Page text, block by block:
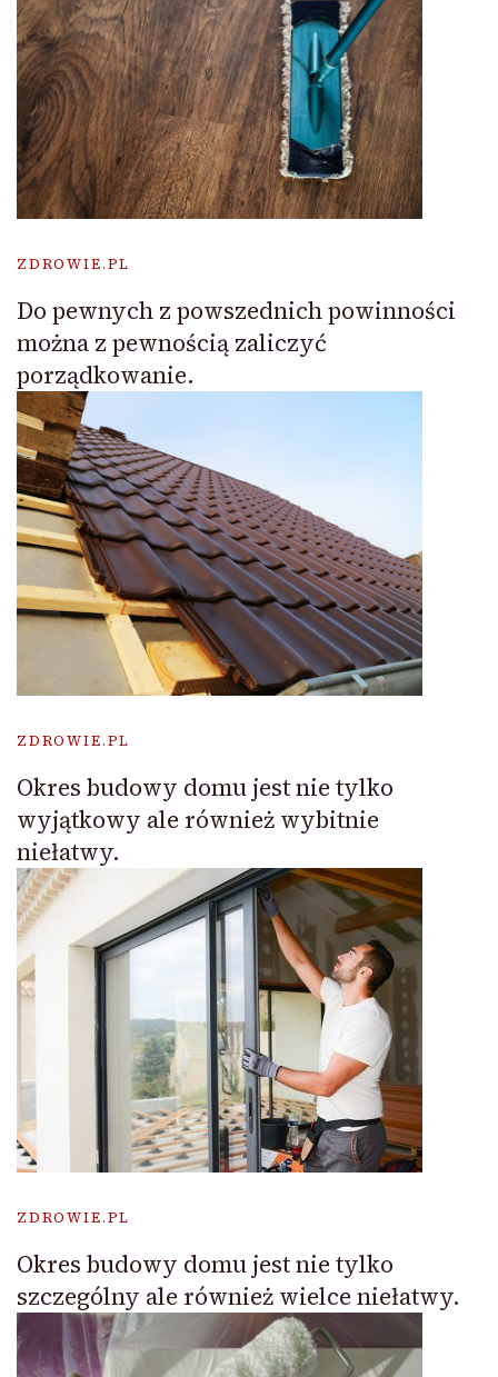
ZDROWIE.PL
Do pewnych z powszednich powinności
można z pewnością zaliczyć
porządkowanie.
ZDROWIE.PL
Okres budowy domu jest nie tylko
wyjątkowy ale również wybitnie
niełatwy.
ZDROWIE.PL
Okres budowy domu jest nie tylko
szczególny ale również wielce niełatwy.